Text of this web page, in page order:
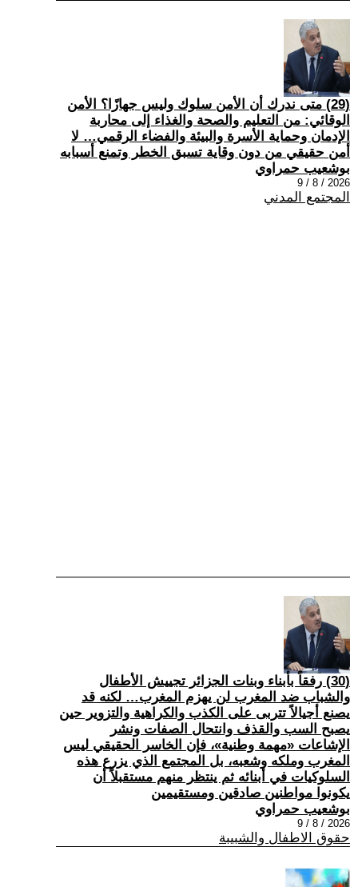
(29) متى ندرك أن الأمن سلوك وليس جهازًا؟ الأمن
الوقائي: من التعليم والصحة والغذاء إلى محاربة
الإدمان وحماية الأسرة والبيئة والفضاء الرقمي… لا
أمن حقيقي من دون وقاية تسبق الخطر وتمنع أسبابه
بوشعيب حمراوي
2026 / 8 / 9
المجتمع المدني
(30) رفقاً بأبناء وبنات الجزائر تجييش الأطفال
والشباب ضد المغرب لن يهزم المغرب… لكنه قد
يصنع أجيالاً تتربى على الكذب والكراهية والتزوير حين
يصبح السب والقذف وانتحال الصفات ونشر
الإشاعات «مهمة وطنية»، فإن الخاسر الحقيقي ليس
المغرب وملكه وشعبه، بل المجتمع الذي يزرع هذه
السلوكيات في أبنائه ثم ينتظر منهم مستقبلاً أن
يكونوا مواطنين صادقين ومستقيمين
بوشعيب حمراوي
2026 / 8 / 9
حقوق الاطفال والشبيبة